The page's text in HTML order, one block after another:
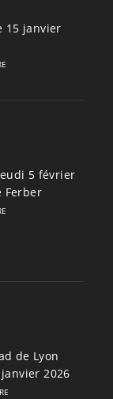
15 janvier
5 février
Ferber
de Lyon
2026